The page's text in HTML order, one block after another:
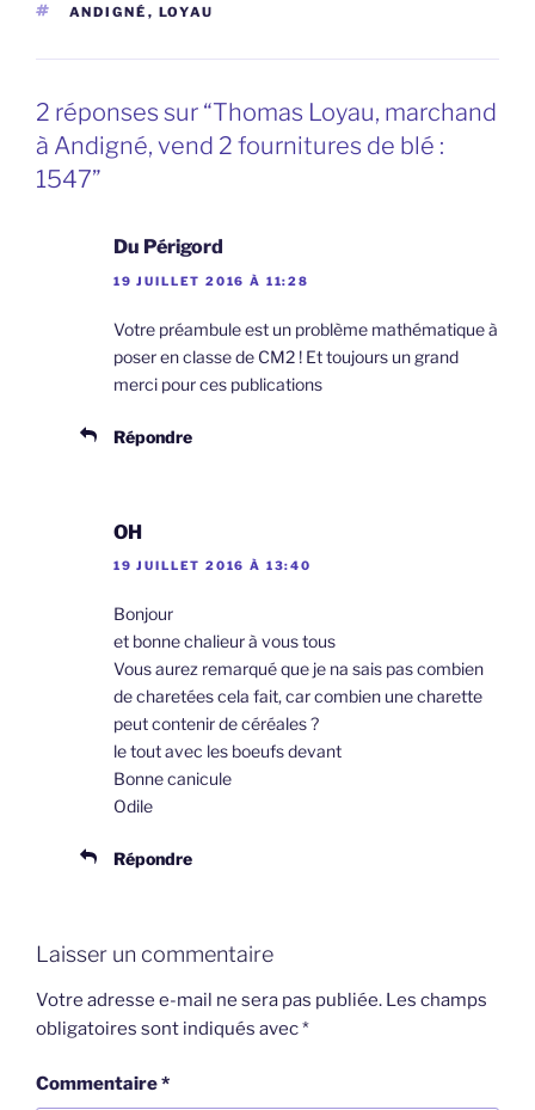
ÉTIQUETTES
ANDIGNÉ , LOYAU
2 réponses sur “Thomas Loyau, marchand
à Andigné, vend 2 fournitures de blé :
1547”
Du Périgord
19 JUILLET 2016 À 11:28
Votre préambule est un problème mathématique à
poser en classe de CM2 ! Et toujours un grand
merci pour ces publications
Répondre
OH
19 JUILLET 2016 À 13:40
Bonjour
et bonne chalieur à vous tous
Vous aurez remarqué que je na sais pas combien
de charetées cela fait, car combien une charette
peut contenir de céréales ?
le tout avec les boeufs devant
Bonne canicule
Odile
Répondre
Laisser un commentaire
Votre adresse e-mail ne sera pas publiée. Les champs
obligatoires sont indiqués avec*
Commentaire*